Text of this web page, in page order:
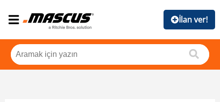
İlan ver!